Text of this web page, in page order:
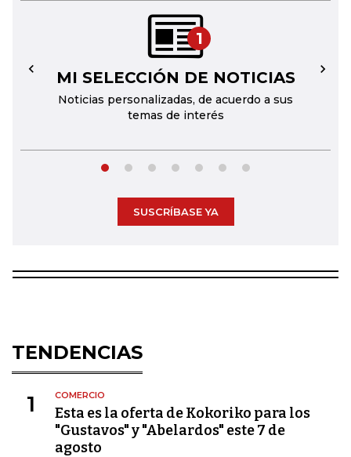
1
MI SELECCIÓN DE NOTICIAS
Noticias personalizadas, de acuerdo a sus
temas de interés
← →
SUSCRÍBASE YA
TENDENCIAS
1 COMERCIO
Esta es la oferta de Kokoriko para los
"Gustavos" y "Abelardos" este 7 de
agosto